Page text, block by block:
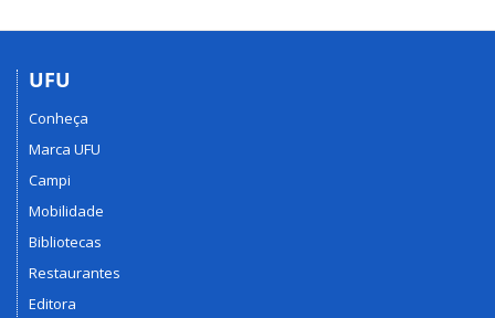
UFU
Conheça
Marca UFU
Campi
Mobilidade
Bibliotecas
Restaurantes
Editora